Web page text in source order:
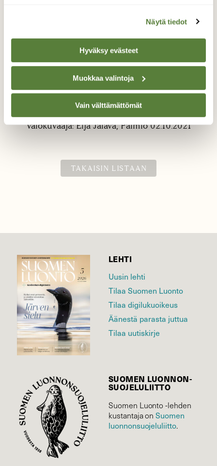
Näytä tiedot
Hyväksy evästeet
Muokkaa valintoja
Vain välttämättömät
Pyjamalude
Tällainen otti vahingossa silmään paimiossa
Valokuvaaja: Eija Jalava, Paimio 02.10.2021
TAKAISIN LISTAAN
LEHTI
Uusin lehti
Tilaa Suomen Luonto
Tilaa digilukuoikeus
Äänestä parasta juttua
Tilaa uutiskirje
SUOMEN LUONNON­
SUOJELU­LIITTO
Suomen Luonto -lehden
kustantaja onSuomen
luonnonsuojelu­liitto.